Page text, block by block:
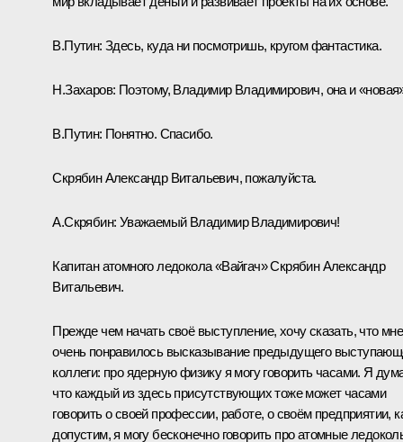
В.Путин: Здесь, куда ни посмотришь, кругом фантастика.
Н.Захаров: Поэтому, Владимир Владимирович, она и
В.Путин: Понятно. Спасибо.
Скрябин Александр Витальевич, пожалуйста.
А.Скрябин: Уважаемый Владимир Владимирович!
Капитан атомного ледокола «Вайгач» Скрябин Александр
Витальевич.
Прежде чем начать своё выступление, хочу сказать, что мне
очень понравилось высказывание предыдущего
коллеги: про ядерную физику я могу говорить часами. Я
что каждый из здесь присутствующих тоже может часами
говорить о своей профессии, работе, о своём предприятии,
допустим, я могу бесконечно говорить про атомные